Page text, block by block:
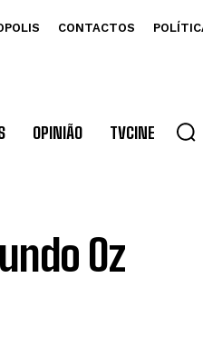
CONTACTOS
OPINIÃO TVCINE
Oz